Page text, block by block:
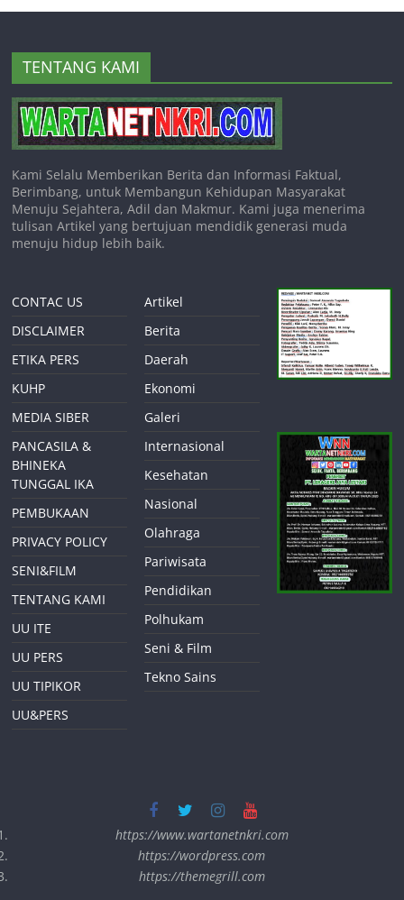
TENTANG KAMI
Kami Selalu Memberikan Berita dan Informasi Faktual,
Berimbang, untuk Membangun Kehidupan Masyarakat
Menuju Sejahtera, Adil dan Makmur. Kami juga menerima
tulisan Artikel yang bertujuan mendidik generasi muda
menuju hidup lebih baik.
CONTAC US
DISCLAIMER
ETIKA PERS
KUHP
MEDIA SIBER
PANCASILA &
BHINEKA
TUNGGAL IKA
PEMBUKAAN
PRIVACY POLICY
SENI&FILM
TENTANG KAMI
UU ITE
UU PERS
UU TIPIKOR
UU&PERS
Artikel
Berita
Daerah
Ekonomi
Galeri
Internasional
Kesehatan
Nasional
Olahraga
Pariwisata
Pendidikan
Polhukam
Seni & Film
Tekno Sains
https://www.wartanetnkri.com
https://wordpress.com
https://themegrill.com